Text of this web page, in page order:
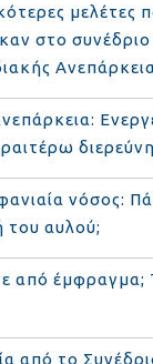
μελέτες
στο
νόσος:
του αυλού;
από έμφραγμα;
από το